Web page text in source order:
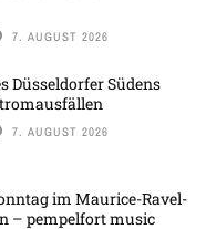
7. AUGUST 2026
Düsseldorfer Südens
7. AUGUST 2026
im Maurice-Ravel-
– pempelfort music